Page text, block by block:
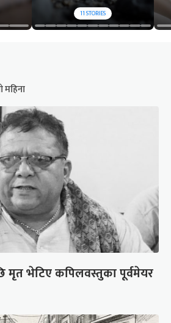
11STORIES
महिना
मृत भेटिए कपिलवस्तुका पूर्वमेयर